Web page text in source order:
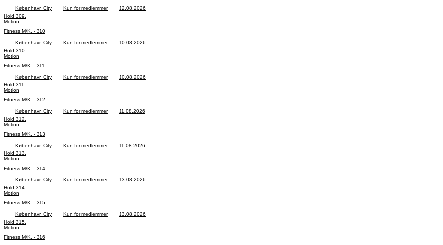
København City Kun for medlemmer
12.08.2026
Hold 309.
Motion
Fitness M/K. - 310
København City Kun for medlemmer
10.08.2026
Hold 310.
Motion
Fitness M/K. - 311
København City Kun for medlemmer
10.08.2026
Hold 311.
Motion
Fitness M/K. - 312
København City Kun for medlemmer
11.08.2026
Hold 312.
Motion
Fitness M/K. - 313
København City Kun for medlemmer
11.08.2026
Hold 313.
Motion
Fitness M/K. - 314
København City Kun for medlemmer
13.08.2026
Hold 314.
Motion
Fitness M/K. - 315
København City Kun for medlemmer
13.08.2026
Hold 315.
Motion
Fitness M/K. - 316